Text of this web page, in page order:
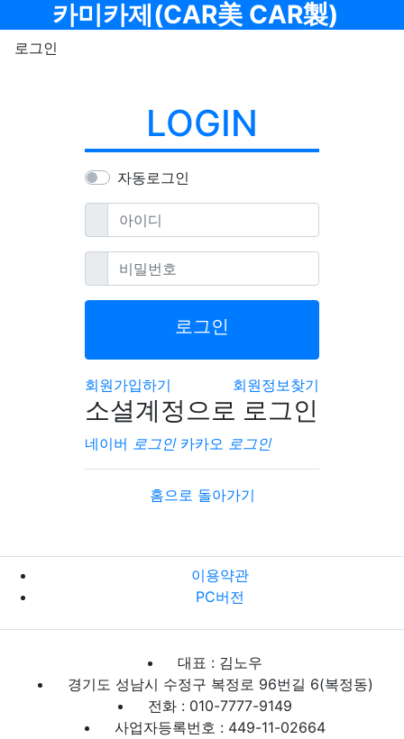
메뉴카미카제(CAR美 CAR製)
로그인
LOGIN
자동로그인
아이디필수
비밀번호필수
로그인
회원가입하기 회원정보찾기
소셜계정으로 로그인
네이버 로그인 카카오 로그인
홈으로 돌아가기
이용약관
PC버전
대표 : 김노우
경기도 성남시 수정구 복정로 96번길 6(복정동)
전화 : 010-7777-9149
사업자등록번호 : 449-11-02664